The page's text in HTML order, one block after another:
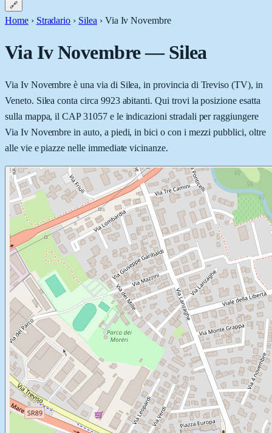
🔗
Home › Stradario › Silea › Via Iv Novembre
Via Iv Novembre—Silea
Via Iv Novembre è una via di Silea, in provincia di Treviso (TV), in
Veneto. Silea conta circa 9923 abitanti. Qui trovi la posizione esatta
sulla mappa, il CAP 31057 e le indicazioni stradali per raggiungere
Via Iv Novembre in auto, a piedi, in bici o con i mezzi pubblici, oltre
alle vie e piazze nelle immediate vicinanze.